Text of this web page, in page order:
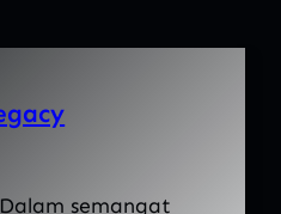
semangat